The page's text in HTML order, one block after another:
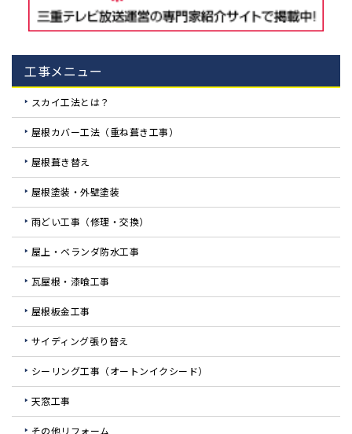
工事メニュー
スカイ工法とは？
屋根カバー工法（重ね葺き工事）
屋根葺き替え
屋根塗装・外壁塗装
雨どい工事（修理・交換）
屋上・ベランダ防水工事
瓦屋根・漆喰工事
屋根板金工事
サイディング張り替え
シーリング工事（オートンイクシード）
天窓工事
その他リフォーム